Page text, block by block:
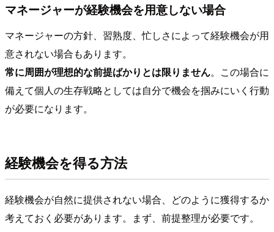
マネージャーが経験機会を用意しない場合
マネージャーの方針、習熟度、忙しさによって経験機会が用
意されない場合もあります。
常に周囲が理想的な前提ばかりとは限りません。この場合に
備えて個人の生存戦略としては自分で機会を掴みにいく行動
が必要になります。
経験機会を得る方法
経験機会が自然に提供されない場合、どのように獲得するか
考えておく必要があります。まず、前提整理が必要です。